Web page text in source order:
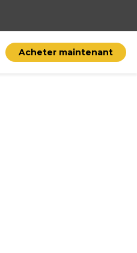
Acheter maintenant